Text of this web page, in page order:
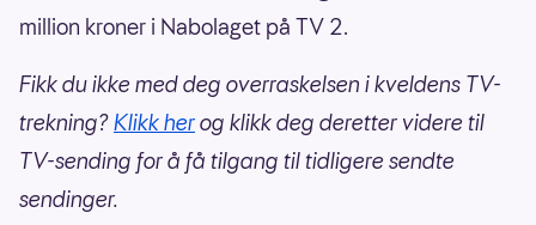
million kroner i Nabolaget på TV 2.
Fikk du ikke med deg overraskelsen i kveldens TV-
trekning?Klikk herog klikk deg deretter videre til
TV-sending for å få tilgang til tidligere sendte
sendinger.